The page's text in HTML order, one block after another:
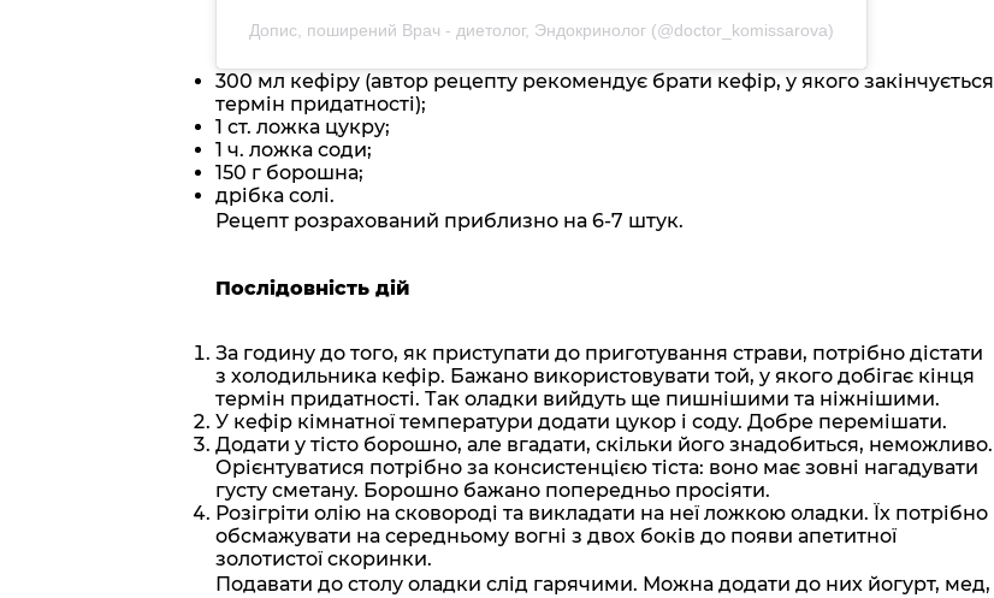
Допис, поширений Врач - диетолог, Эндокринолог (@doctor_komissarova)
300 мл кефіру (автор рецепту рекомендує брати кефір, у якого закінчується
термін придатності);
1 ст. ложка цукру;
1 ч. ложка соди;
150 г борошна;
дрібка солі.
Рецепт розрахований приблизно на 6-7 штук.
Послідовність дій
За годину до того, як приступати до приготування страви, потрібно дістати
з холодильника кефір. Бажано використовувати той, у якого добігає кінця
термін придатності. Так оладки вийдуть ще пишнішими та ніжнішими.
У кефір кімнатної температури додати цукор і соду. Добре перемішати.
Додати у тісто борошно, але вгадати, скільки його знадобиться, неможливо.
Орієнтуватися потрібно за консистенцією тіста: воно має зовні нагадувати
густу сметану. Борошно бажано попередньо просіяти.
Розігріти олію на сковороді та викладати на неї ложкою оладки. Їх потрібно
обсмажувати на середньому вогні з двох боків до появи апетитної
золотистої скоринки.
Подавати до столу оладки слід гарячими. Можна додати до них йогурт, мед,